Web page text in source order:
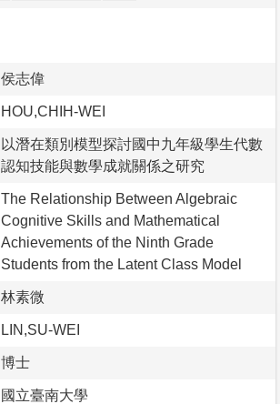
侯志偉
HOU,CHIH-WEI
以潛在類別模型探討國中九年級學生代數
認知技能與數學成就關係之研究
The Relationship Between Algebraic
Cognitive Skills and Mathematical
Achievements of the Ninth Grade
Students from the Latent Class Model
林素微
LIN,SU-WEI
博士
國立臺南大學